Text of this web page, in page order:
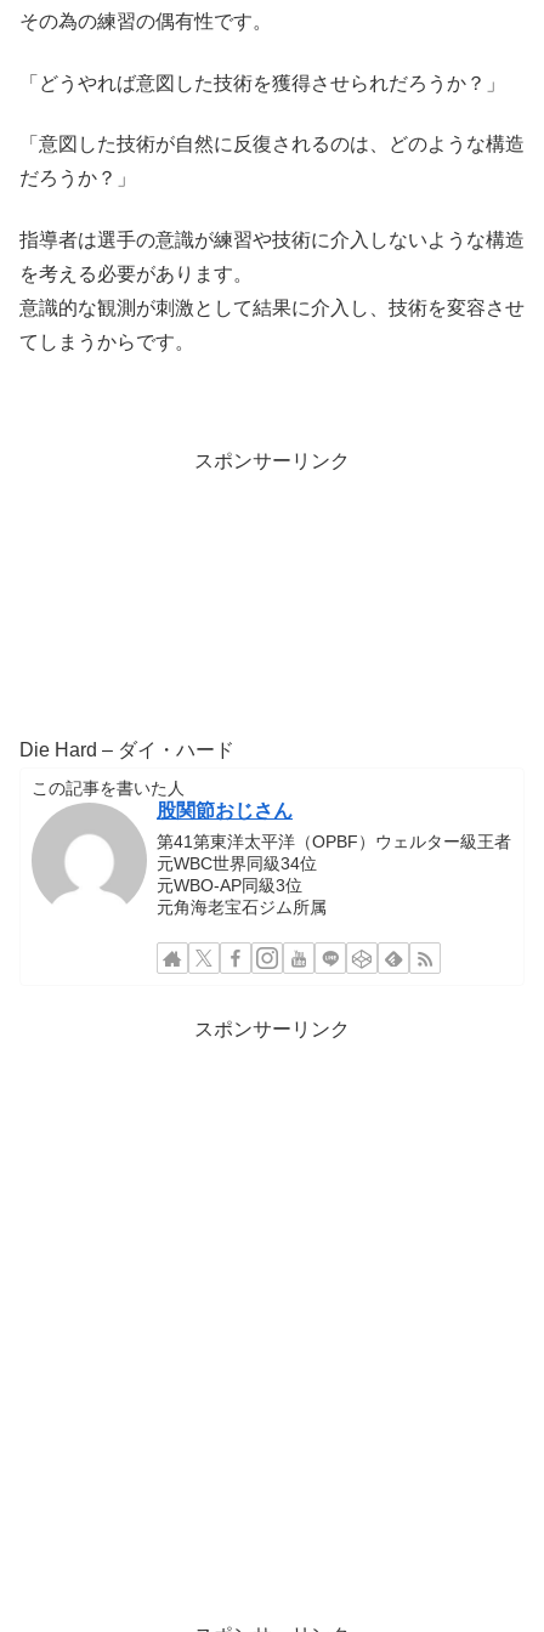
その為の練習の偶有性です。
「どうやれば意図した技術を獲得させられだろうか？」
「意図した技術が自然に反復されるのは、どのような構造
だろうか？」
指導者は選手の意識が練習や技術に介入しないような構造
を考える必要があります。
意識的な観測が刺激として結果に介入し、技術を変容させ
てしまうからです。
スポンサーリンク
Die Hard – ダイ・ハード
この記事を書いた人
股関節おじさん
第41第東洋太平洋（OPBF）ウェルター級王者
元WBC世界同級34位
元WBO-AP同級3位
元角海老宝石ジム所属
スポンサーリンク